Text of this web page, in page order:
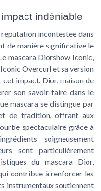
indéniable
incontestée dans
de manière significative le
mascara Diorshow Iconic,
Overcurl et sa version
impact. Dior, maison de
son savoir-faire dans le
mascara se distingue par
de tradition, offrant aux
spectaculaire grâce à
soigneusement
sont particulièrement
du mascara Dior,
contribue à renforcer les
instrumentaux soutiennent